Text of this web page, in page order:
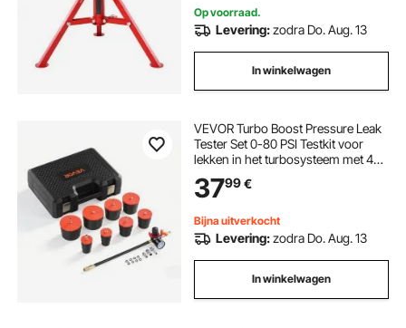
Op voorraad.
Levering:zodra Do. Aug. 13
In winkelwagen
VEVOR Turbo Boost Pressure Leak
Tester Set 0-80 PSI Testkit voor
lekken in het turbosysteem met 4
paar getrapte adapters van 1-3/8 tot
3-1/2 inch, inclusief
van de intercooler en de inlaatbuis.
3799€
Bijna uitverkocht
Levering:zodra Do. Aug. 13
In winkelwagen